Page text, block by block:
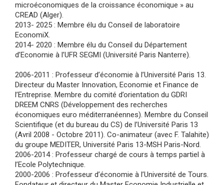
microéconomiques de la croissance économique » au
CREAD (Alger).
2013- 2025 : Membre élu du Conseil de laboratoire
EconomiX.
2014- 2020 : Membre élu du Conseil du Département
d’Economie à l’UFR SEGMI (Université Paris Nanterre).
2006-2011 : Professeur d’économie à l’Université Paris 13.
Directeur du Master Innovation, Economie et Finance de
l’Entreprise. Membre du comité d’orientation du GDRI
DREEM CNRS (Développement des recherches
économiques euro méditerranéennes). Membre du Conseil
Scientifique (et du bureau du CS) de l’Université Paris 13
(Avril 2008 - Octobre 2011). Co-animateur (avec F. Talahite)
du groupe MEDITER, Université Paris 13-MSH Paris-Nord.
2006-2014 : Professeur chargé de cours à temps partiel à
l’Ecole Polytechnique.
2000-2006 : Professeur d’économie à l’Université de Tours.